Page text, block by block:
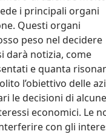
i principali organi
Questi organi
peso nel decidere
darà notizia, come
e quanta
l’obiettivo delle
le decisioni di
economici. Le
con gli